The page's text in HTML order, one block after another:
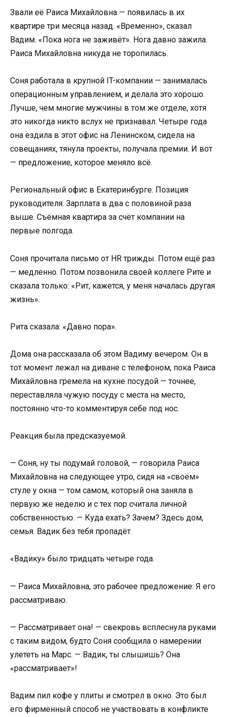
Звали её Раиса Михайловна — появилась в их
квартире три месяца назад. «Временно», сказал
Вадим. «Пока нога не заживёт». Нога давно зажила.
Раиса Михайловна никуда не торопилась.
Соня работала в крупной IT-компании — занималась
операционным управлением, и делала это хорошо.
Лучше, чем многие мужчины в том же отделе, хотя
это никогда никто вслух не признавал. Четыре года
она ездила в этот офис на Ленинском, сидела на
совещаниях, тянула проекты, получала премии. И вот
— предложение, которое меняло всё.
Региональный офис в Екатеринбурге. Позиция
руководителя. Зарплата в два с половиной раза
выше. Съёмная квартира за счёт компании на
первые полгода.
Соня прочитала письмо от HR трижды. Потом ещё раз
— медленно. Потом позвонила своей коллеге Рите и
сказала только: «Рит, кажется, у меня началась другая
жизнь».
Рита сказала: «Давно пора».
Дома она рассказала об этом Вадиму вечером. Он в
тот момент лежал на диване с телефоном, пока Раиса
Михайловна гремела на кухне посудой — точнее,
переставляла чужую посуду с места на место,
постоянно что-то комментируя себе под нос.
Реакция была предсказуемой.
— Соня, ну ты подумай головой, — говорила Раиса
Михайловна на следующее утро, сидя на «своём»
стуле у окна — том самом, который она заняла в
первую же неделю и с тех пор считала личной
собственностью. — Куда ехать? Зачем? Здесь дом,
семья. Вадик без тебя пропадёт.
«Вадику» было тридцать четыре года.
— Раиса Михайловна, это рабочее предложение. Я его
рассматриваю.
— Рассматривает она! — свекровь всплеснула руками
с таким видом, будто Соня сообщила о намерении
улететь на Марс. — Вадик, ты слышишь? Она
«рассматривает»!
Вадим пил кофе у плиты и смотрел в окно. Это был
его фирменный способ не участвовать в конфликте